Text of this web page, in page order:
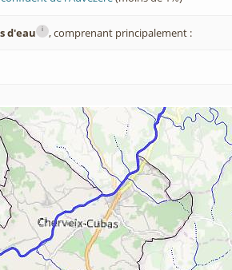
d'eau i , comprenant principalement :